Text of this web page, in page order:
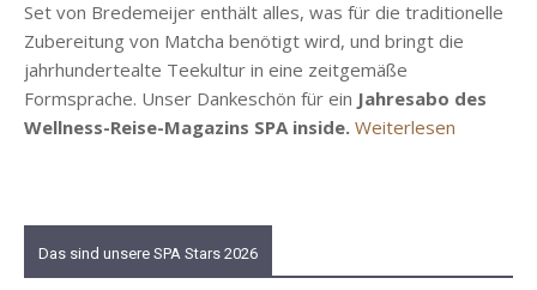
Set von Bredemeijer enthält alles, was für die traditionelle
Zubereitung von Matcha benötigt wird, und bringt die
jahrhundertealte Teekultur in eine zeitgemäße
Formsprache. Unser Dankeschön für ein Jahresabo des
Wellness-Reise-Magazins SPA inside. Weiterlesen
Das sind unsere SPA Stars 2026